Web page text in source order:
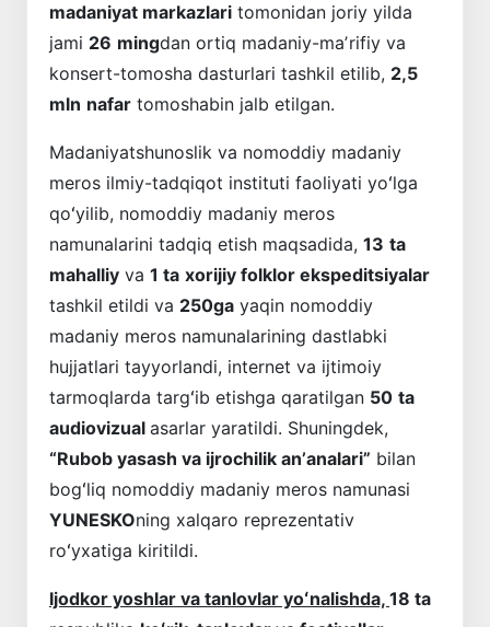
madaniyat markazlari tomonidan joriy yilda
jami 26 mingdan ortiq madaniy-maʼrifiy va
konsert-tomosha dasturlari tashkil etilib, 2,5
mln nafar tomoshabin jalb etilgan.
Madaniyatshunoslik va nomoddiy madaniy
meros ilmiy-tadqiqot instituti faoliyati yoʻlga
qoʻyilib, nomoddiy madaniy meros
namunalarini tadqiq etish maqsadida, 13 ta
mahalliy va 1 ta xorijiy folklor ekspeditsiyalar
tashkil etildi va 250ga yaqin nomoddiy
madaniy meros namunalarining dastlabki
hujjatlari tayyorlandi, internet va ijtimoiy
tarmoqlarda targʻib etishga qaratilgan 50 ta
audiovizual asarlar yaratildi. Shuningdek,
“Rubob yasash va ijrochilik anʼanalari” bilan
bogʻliq nomoddiy madaniy meros namunasi
YUNESKOning xalqaro reprezentativ
roʻyxatiga kiritildi.
Ijodkor yoshlar va tanlovlar yoʻnalishda, 18 ta